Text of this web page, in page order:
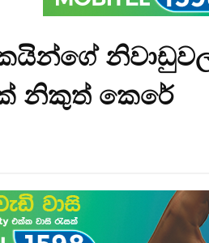
නිකුත් කෙරේ